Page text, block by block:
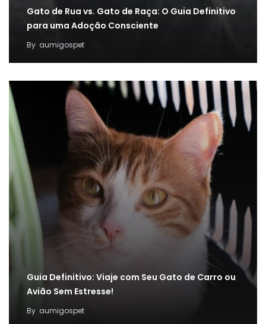
Gato de Rua vs. Gato de Raça: O Guia Definitivo
para uma Adoção Consciente
By aumigospet
Guia Definitivo: Viaje com Seu Gato de Carro ou
Avião Sem Estresse!
By aumigospet